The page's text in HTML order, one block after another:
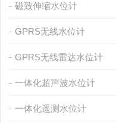
磁致伸缩水位计
GPRS无线水位计
GPRS无线雷达水位计
一体化超声波水位计
一体化遥测水位计